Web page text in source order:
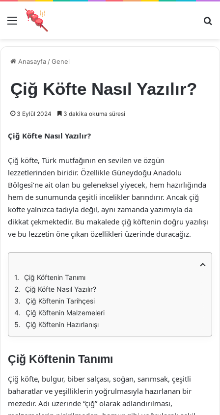
Menü
Anasayfa /Genel
Çiğ Köfte Nasıl Yazılır?
3 Eylül 2024 3 dakika okuma süresi
Çiğ Köfte Nasıl Yazılır?
Çiğ köfte, Türk mutfağının en sevilen ve özgün
lezzetlerinden biridir. Özellikle Güneydoğu Anadolu
Bölgesi’ne ait olan bu geleneksel yiyecek, hem hazırlığında
hem de sunumunda çeşitli incelikler barındırır. Ancak çiğ
köfte yalnızca tadıyla değil, aynı zamanda yazımıyla da
dikkat çekmektedir. Bu makalede çiğ köftenin doğru yazılışı
ve bu lezzetin öne çıkan özellikleri üzerinde duracağız.
Çiğ Köftenin Tanımı
Çiğ Köfte Nasıl Yazılır?
Çiğ Köftenin Tarihçesi
Çiğ Köftenin Malzemeleri
Çiğ Köftenin Hazırlanışı
Çiğ Köftenin Tanımı
Çiğ köfte, bulgur, biber salçası, soğan, sarımsak, çeşitli
baharatlar ve yeşilliklerin yoğrulmasıyla hazırlanan bir
mezedir. Adı üzerinde “çiğ” olarak adlandırılması,